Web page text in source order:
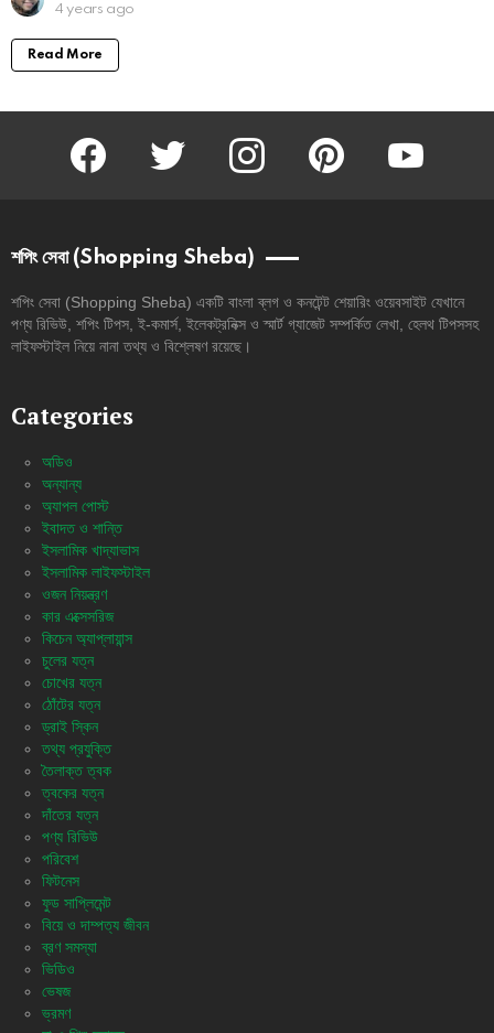
4 years ago
Read More
facebook twitter instagram pinterest
শপিং সেবা (Shopping Sheba)
শপিং সেবা (Shopping Sheba) একটি বাংলা ব্লগ ও কনটেন্ট শেয়ারিং ওয়েবসাইট যেখানে
পণ্য রিভিউ, শপিং টিপস, ই-কমার্স, ইলেকট্রনিক্স ও স্মার্ট গ্যাজেট সম্পর্কিত লেখা, হেলথ টিপসসহ
লাইফস্টাইল নিয়ে নানা তথ্য ও বিশ্লেষণ রয়েছে।
Categories
অডিও
অন্যান্য
অ্যাপল পোস্ট
ইবাদত ও শান্তি
ইসলামিক খাদ্যাভাস
ইসলামিক লাইফস্টাইল
ওজন নিয়ন্ত্রণ
কার এক্সেসরিজ
কিচেন অ্যাপ্লায়ান্স
চুলের যত্ন
চোখের যত্ন
ঠোঁটের যত্ন
ড্রাই স্কিন
তথ্য প্রযুক্তি
তৈলাক্ত ত্বক
ত্বকের যত্ন
দাঁতের যত্ন
পণ্য রিভিউ
পরিবেশ
ফিটনেস
ফুড সাপ্লিমেন্ট
বিয়ে ও দাম্পত্য জীবন
ব্রণ সমস্যা
ভিডিও
ভেষজ
ভ্রমণ